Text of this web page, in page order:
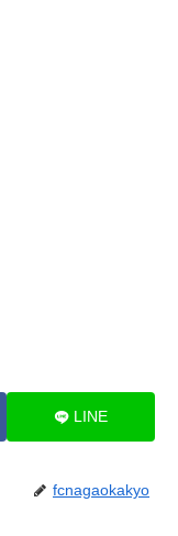
LINE
fcnagaokakyo